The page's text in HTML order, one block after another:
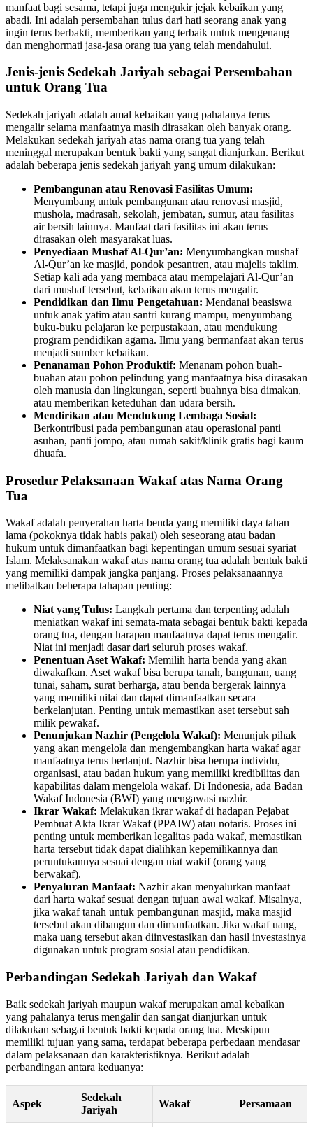
manfaat bagi sesama, tetapi juga mengukir jejak kebaikan yang
abadi. Ini adalah persembahan tulus dari hati seorang anak yang
ingin terus berbakti, memberikan yang terbaik untuk mengenang
dan menghormati jasa-jasa orang tua yang telah mendahului.
Jenis-jenis Sedekah Jariyah sebagai Persembahan
untuk Orang Tua
Sedekah jariyah adalah amal kebaikan yang pahalanya terus
mengalir selama manfaatnya masih dirasakan oleh banyak orang.
Melakukan sedekah jariyah atas nama orang tua yang telah
meninggal merupakan bentuk bakti yang sangat dianjurkan. Berikut
adalah beberapa jenis sedekah jariyah yang umum dilakukan:
Pembangunan atau Renovasi Fasilitas Umum:
Menyumbang untuk pembangunan atau renovasi masjid,
mushola, madrasah, sekolah, jembatan, sumur, atau fasilitas
air bersih lainnya. Manfaat dari fasilitas ini akan terus
dirasakan oleh masyarakat luas.
Penyediaan Mushaf Al-Qur’an: Menyumbangkan mushaf
Al-Qur’an ke masjid, pondok pesantren, atau majelis taklim.
Setiap kali ada yang membaca atau mempelajari Al-Qur’an
dari mushaf tersebut, kebaikan akan terus mengalir.
Pendidikan dan Ilmu Pengetahuan: Mendanai beasiswa
untuk anak yatim atau santri kurang mampu, menyumbang
buku-buku pelajaran ke perpustakaan, atau mendukung
program pendidikan agama. Ilmu yang bermanfaat akan terus
menjadi sumber kebaikan.
Penanaman Pohon Produktif: Menanam pohon buah-
buahan atau pohon pelindung yang manfaatnya bisa dirasakan
oleh manusia dan lingkungan, seperti buahnya bisa dimakan,
atau memberikan keteduhan dan udara bersih.
Mendirikan atau Mendukung Lembaga Sosial:
Berkontribusi pada pembangunan atau operasional panti
asuhan, panti jompo, atau rumah sakit/klinik gratis bagi kaum
dhuafa.
Prosedur Pelaksanaan Wakaf atas Nama Orang
Tua
Wakaf adalah penyerahan harta benda yang memiliki daya tahan
lama (pokoknya tidak habis pakai) oleh seseorang atau badan
hukum untuk dimanfaatkan bagi kepentingan umum sesuai syariat
Islam. Melaksanakan wakaf atas nama orang tua adalah bentuk bakti
yang memiliki dampak jangka panjang. Proses pelaksanaannya
melibatkan beberapa tahapan penting:
Niat yang Tulus: Langkah pertama dan terpenting adalah
meniatkan wakaf ini semata-mata sebagai bentuk bakti kepada
orang tua, dengan harapan manfaatnya dapat terus mengalir.
Niat ini menjadi dasar dari seluruh proses wakaf.
Penentuan Aset Wakaf: Memilih harta benda yang akan
diwakafkan. Aset wakaf bisa berupa tanah, bangunan, uang
tunai, saham, surat berharga, atau benda bergerak lainnya
yang memiliki nilai dan dapat dimanfaatkan secara
berkelanjutan. Penting untuk memastikan aset tersebut sah
milik pewakaf.
Penunjukan Nazhir (Pengelola Wakaf): Menunjuk pihak
yang akan mengelola dan mengembangkan harta wakaf agar
manfaatnya terus berlanjut. Nazhir bisa berupa individu,
organisasi, atau badan hukum yang memiliki kredibilitas dan
kapabilitas dalam mengelola wakaf. Di Indonesia, ada Badan
Wakaf Indonesia (BWI) yang mengawasi nazhir.
Ikrar Wakaf: Melakukan ikrar wakaf di hadapan Pejabat
Pembuat Akta Ikrar Wakaf (PPAIW) atau notaris. Proses ini
penting untuk memberikan legalitas pada wakaf, memastikan
harta tersebut tidak dapat dialihkan kepemilikannya dan
peruntukannya sesuai dengan niat wakif (orang yang
berwakaf).
Penyaluran Manfaat: Nazhir akan menyalurkan manfaat
dari harta wakaf sesuai dengan tujuan awal wakaf. Misalnya,
jika wakaf tanah untuk pembangunan masjid, maka masjid
tersebut akan dibangun dan dimanfaatkan. Jika wakaf uang,
maka uang tersebut akan diinvestasikan dan hasil investasinya
digunakan untuk program sosial atau pendidikan.
Perbandingan Sedekah Jariyah dan Wakaf
Baik sedekah jariyah maupun wakaf merupakan amal kebaikan
yang pahalanya terus mengalir dan sangat dianjurkan untuk
dilakukan sebagai bentuk bakti kepada orang tua. Meskipun
memiliki tujuan yang sama, terdapat beberapa perbedaan mendasar
dalam pelaksanaan dan karakteristiknya. Berikut adalah
perbandingan antara keduanya:
Aspek
Sedekah
Jariyah
Wakaf Persamaan